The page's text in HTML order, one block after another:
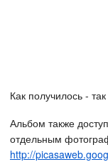
Как получилось -
Альбом также
отдельным
http://